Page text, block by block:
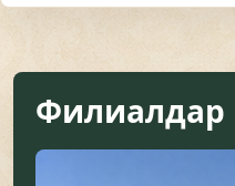
Филиалдар